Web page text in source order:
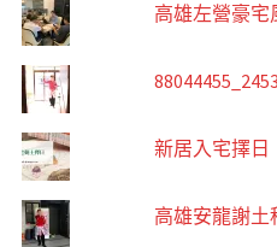
高雄左營豪
新居入宅擇日
高雄安龍謝